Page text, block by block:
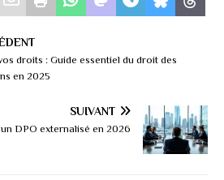
droits : Guide essentiel du droit des
en 2025
SUIVANT
DPO externalisé en 2026